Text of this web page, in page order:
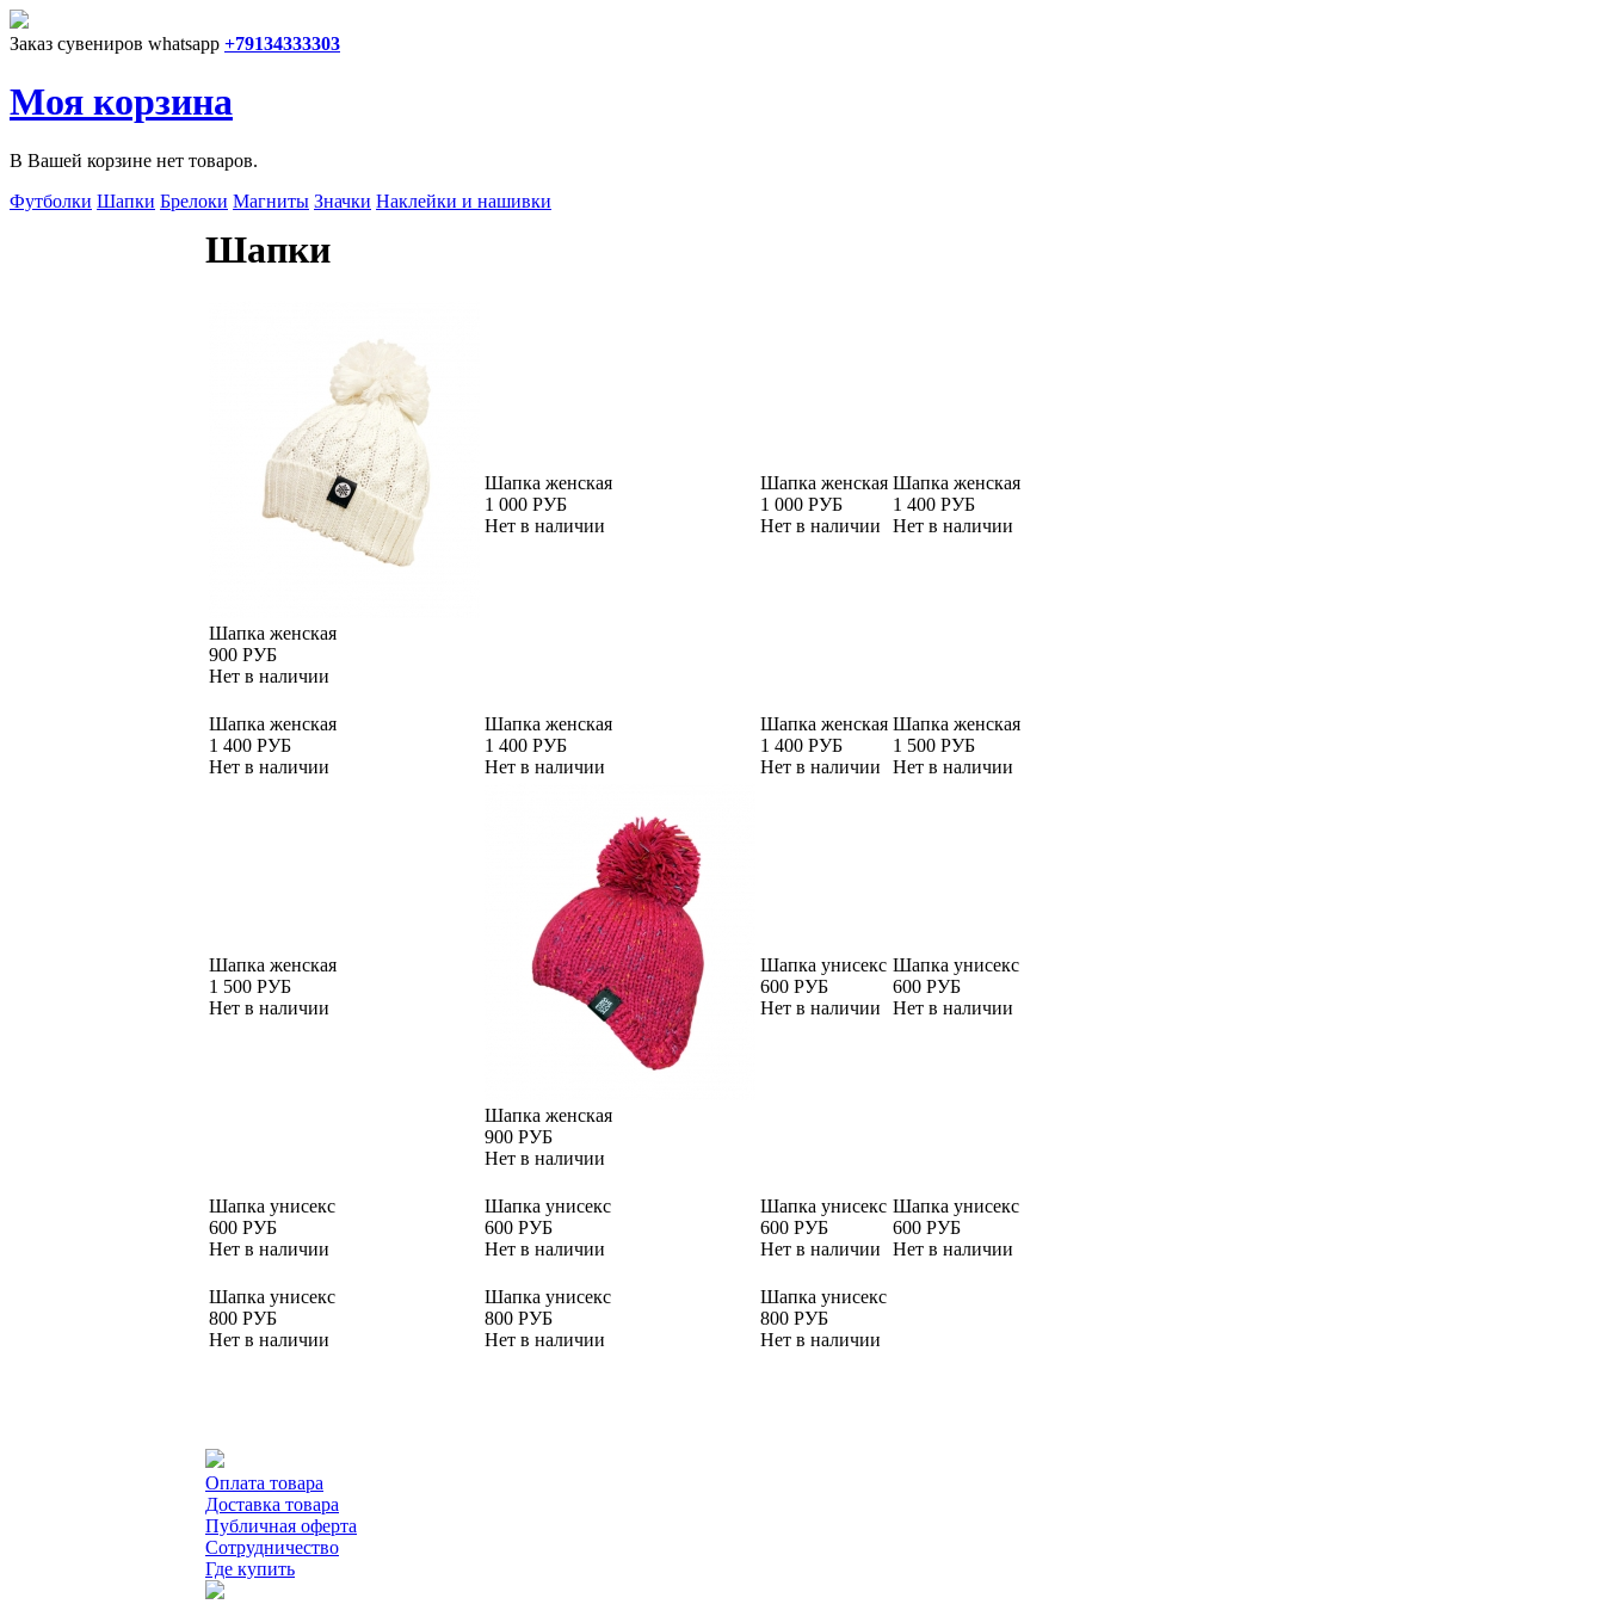
Перейти к основному содержанию
Заказ сувениров whatsapp +79134333303
Моя корзина
В Вашей корзине нет товаров.
Футболки Шапки Брелоки Магниты Значки Наклейки и нашивки
Шапки
Шапка женская
900 РУБ
Нет в наличии
Шапка женская
1 000 РУБ
Нет в наличии
Шапка женская
1 000 РУБ
Нет в наличии
Шапка женская
1 400 РУБ
Нет в наличии
Шапка женская
1 400 РУБ
Нет в наличии
Шапка женская
1 400 РУБ
Нет в наличии
Шапка женская
1 400 РУБ
Нет в наличии
Шапка женская
1 500 РУБ
Нет в наличии
Шапка женская
1 500 РУБ
Нет в наличии
Шапка женская
900 РУБ
Нет в наличии
Шапка унисекс
600 РУБ
Нет в наличии
Шапка унисекс
600 РУБ
Нет в наличии
Шапка унисекс
600 РУБ
Нет в наличии
Шапка унисекс
600 РУБ
Нет в наличии
Шапка унисекс
600 РУБ
Нет в наличии
Шапка унисекс
600 РУБ
Нет в наличии
Шапка унисекс
800 РУБ
Нет в наличии
Шапка унисекс
800 РУБ
Нет в наличии
Шапка унисекс
800 РУБ
Нет в наличии
Оплата товара
Доставка товара
Публичная оферта
Сотрудничество
Где купить